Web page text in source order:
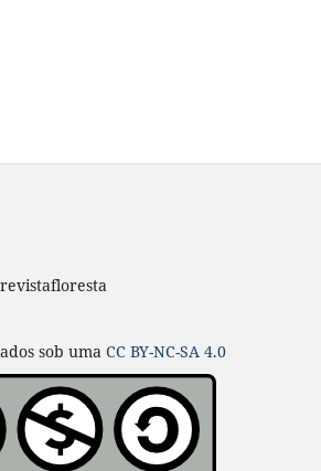
sob uma CC BY-NC-SA 4.0